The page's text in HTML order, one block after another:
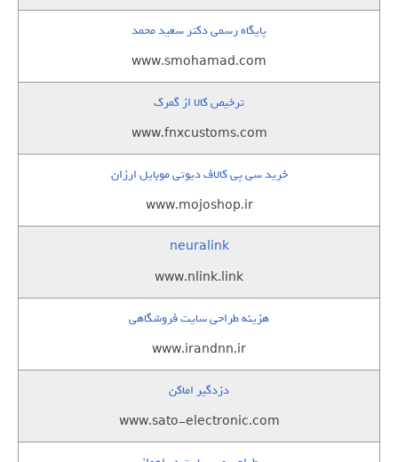
پایگاه رسمی دکتر سعید محمد
www.smohamad.com
ترخیص کالا از گمرک
www.fnxcustoms.com
خرید سی پی کالاف دیوتی موبایل ارزان
www.mojoshop.ir
neuralink
www.nlink.link
هزینه طراحی سایت فروشگاهی
www.irandnn.ir
دزدگیر اماکن
www.sato-electronic.com